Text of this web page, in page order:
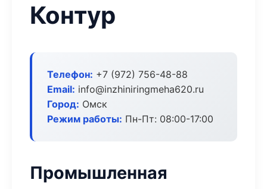
Контур
Телефон: +7 (972) 756-48-88
Email: info@inzhiniringmeha620.ru
Город: Омск
Режим работы: Пн-Пт: 08:00-17:00
Промышленная